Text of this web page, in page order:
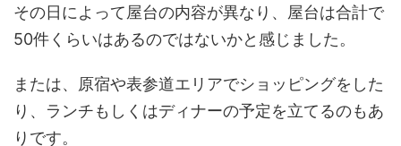
その日によって屋台の内容が異なり、屋台は合計で
50件くらいはあるのではないかと感じました。
または、原宿や表参道エリアでショッピングをした
り、ランチもしくはディナーの予定を立てるのもあ
りです。